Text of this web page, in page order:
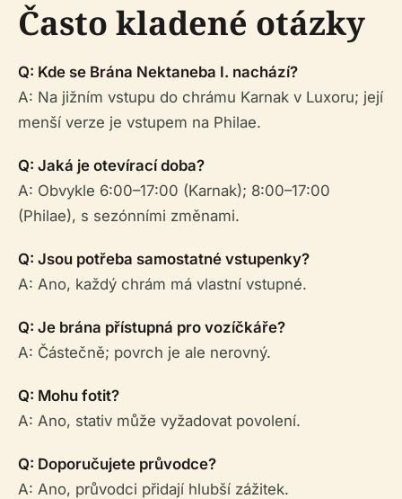
Často kladené otázky
Q: Kde se Brána Nektaneba I. nachází?
A: Na jižním vstupu do chrámu Karnak v Luxoru; její
menší verze je vstupem na Philae.
Q: Jaká je otevírací doba?
A: Obvykle 6:00–17:00 (Karnak); 8:00–17:00
(Philae), s sezónními změnami.
Q: Jsou potřeba samostatné vstupenky?
A: Ano, každý chrám má vlastní vstupné.
Q: Je brána přístupná pro vozíčkáře?
A: Částečně; povrch je ale nerovný.
Q: Mohu fotit?
A: Ano, stativ může vyžadovat povolení.
Q: Doporučujete průvodce?
A: Ano, průvodci přidají hlubší zážitek.